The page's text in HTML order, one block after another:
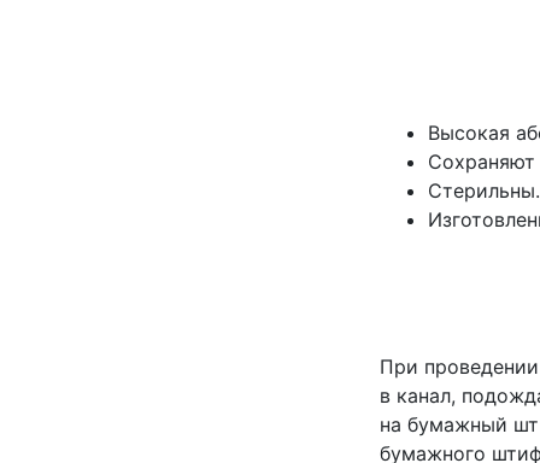
Высокая
Сохраняют
Стерильны.
При
в канал,
на бумажный
бумажного